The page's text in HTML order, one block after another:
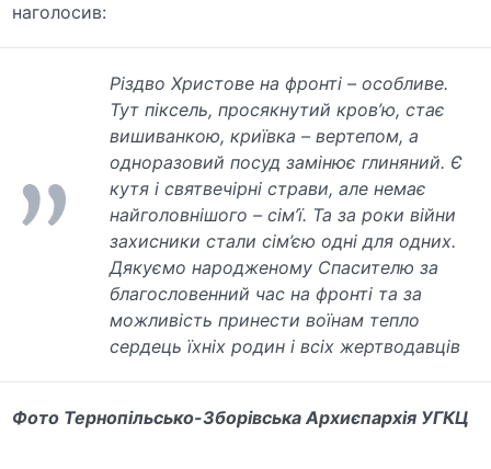
наголосив:
Різдво Христове на фронті – особливе.
Тут піксель, просякнутий кров’ю, стає
вишиванкою, криївка – вертепом, а
одноразовий посуд замінює глиняний. Є
кутя і святвечірні страви, але немає
найголовнішого – сім’ї. Та за роки війни
захисники стали сім’єю одні для одних.
Дякуємо народженому Спасителю за
благословенний час на фронті та за
можливість принести воїнам тепло
сердець їхніх родин і всіх жертводавців
Фото Тернопільсько-Зборівська Архиєпархія УГКЦ